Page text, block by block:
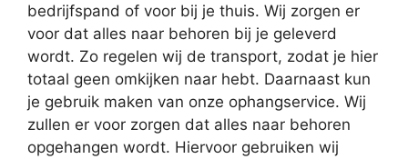
bedrijfspand of voor bij je thuis. Wij zorgen er
voor dat alles naar behoren bij je geleverd
wordt. Zo regelen wij de transport, zodat je hier
totaal geen omkijken naar hebt. Daarnaast kun
je gebruik maken van onze ophangservice. Wij
zullen er voor zorgen dat alles naar behoren
opgehangen wordt. Hiervoor gebruiken wij